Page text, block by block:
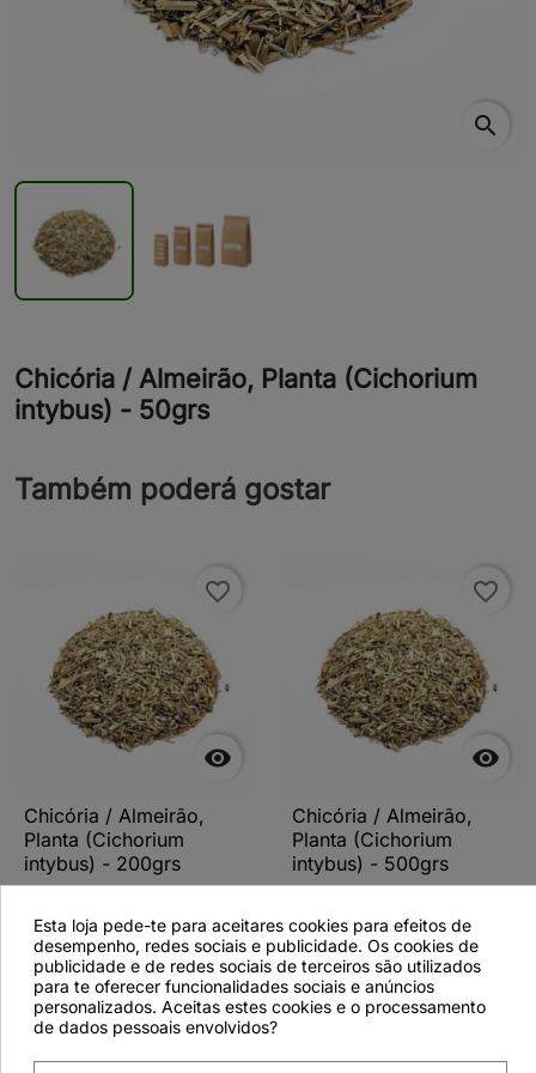
search
Chicória / Almeirão, Planta (Cichorium
intybus) - 50grs
Também poderá gostar

favorite_border
Chicória / Almeirão,
Planta (Cichorium
intybus) - 200grs
Ver detalhes

favorite_border
Chicória / Almeirão,
Planta (Cichorium
intybus) - 500grs
Ver detalhes
Esta loja pede-te para aceitares cookies para efeitos de
desempenho, redes sociais e publicidade. Os cookies de
publicidade e de redes sociais de terceiros são utilizados
para te oferecer funcionalidades sociais e anúncios
personalizados. Aceitas estes cookies e o processamento
de dados pessoais envolvidos?